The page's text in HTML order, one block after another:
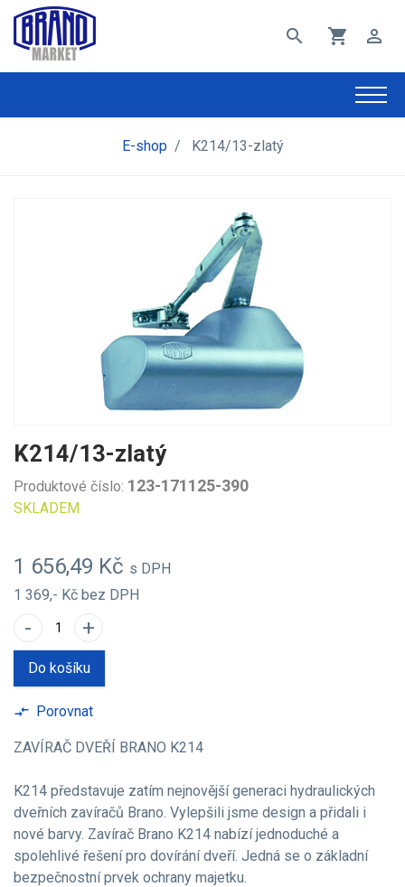
search shopping_cart perm_identity
E-shop / K214/13-zlatý
K214/13-zlatý
Produktové číslo: 123-171125-390
SKLADEM
1 656,49 Kč s DPH
1 369,- Kč bez DPH
- +
Do košíku
compare_arrows Porovnat
ZAVÍRAČ DVEŘÍ BRANO K214
K214 představuje zatím nejnovější generaci hydraulických
dveřních zavíračů Brano. Vylepšili jsme design a přidali i
nové barvy. Zavírač Brano K214 nabízí jednoduché a
spolehlivé řešení pro dovírání dveří. Jedná se o základní
bezpečnostní prvek ochrany majetku.